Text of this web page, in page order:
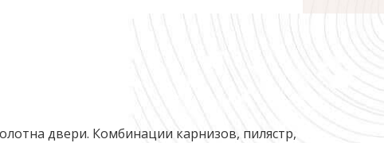
двери. Комбинации карнизов, пилястр,